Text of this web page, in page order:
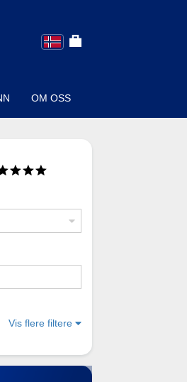
Language
Toggle
OM OSS
Vis flere filtere